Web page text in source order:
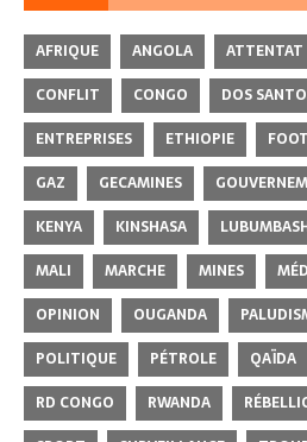
AFRIQUE ANGOLA ATTENTAT
CONFLIT
CONGO DOS
ENTREPRISES
ETHIOPIE FOOT
GAZ
GECAMINES
KENYA
KINSHASA
MALI
MARCHE MINES
OPINION
OUGANDA
POLITIQUE
PÉTROLE QAÏDA
RD CONGO
RWANDA